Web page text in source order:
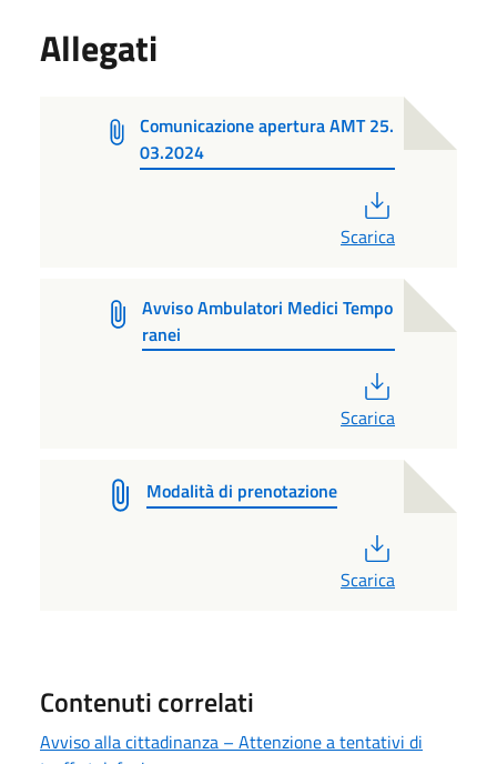
Allegati
Comunicazione apertura AMT 25.
03.2024
Scarica
Avviso Ambulatori Medici Tempo
ranei
Scarica
Modalità di prenotazione
Scarica
Contenuti correlati
Avviso alla cittadinanza – Attenzione a tentativi di